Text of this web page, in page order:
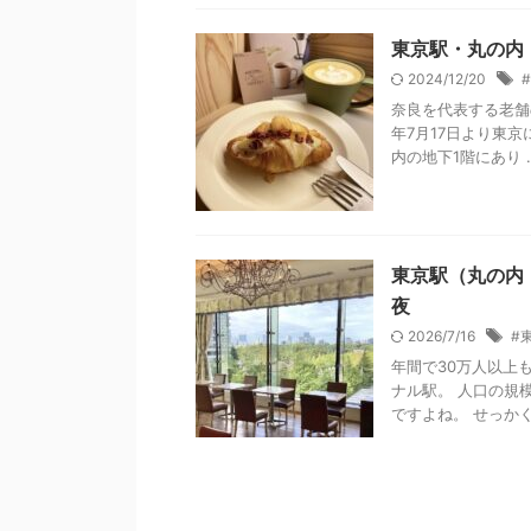
東京駅・丸の内
2024/12/20
奈良を代表する老
年7月17日より東京
内の地下1階にあり
東京駅（丸の内
夜
2026/7/16 #
年間で30万人以上
ナル駅。 人口の規
ですよね。 せっか